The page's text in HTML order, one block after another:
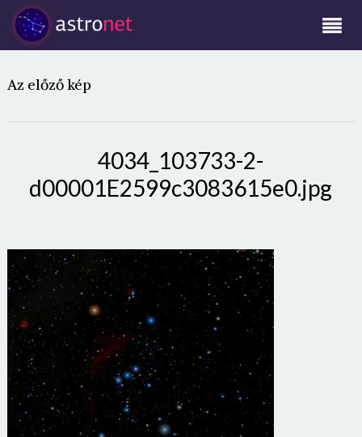
Az előző kép
4034_103733-2-
d00001E2599c3083615e0.jpg